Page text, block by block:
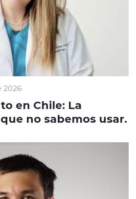
2026
en Chile: La
no sabemos usar.